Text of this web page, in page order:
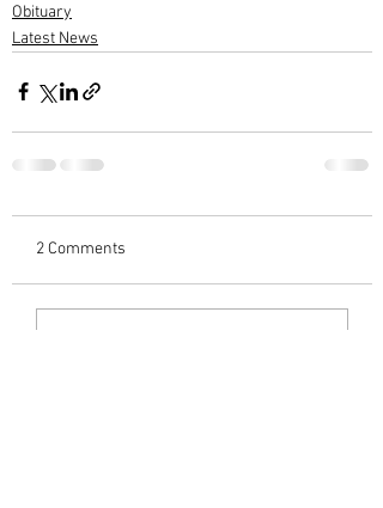
Obituary
Latest News
2 Comments